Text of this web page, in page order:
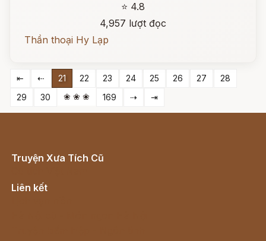
⭐ 4.8
4,957 lượt đọc
Thần thoại Hy Lạp
⇤ ⇠ 21 22 23 24 25 26 27
28
29
30 ❀ ❀ ❀ 169 ⇢ ⇥
Truyện Xưa Tích Cũ
Liên kết